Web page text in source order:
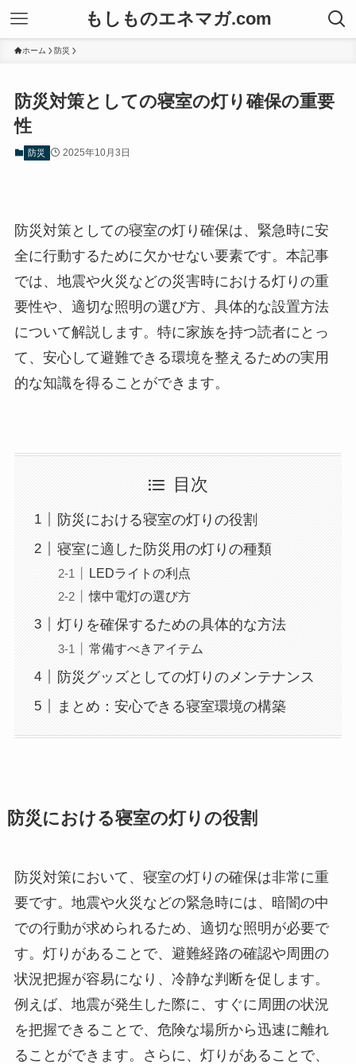
もしものエネマガ.com
ホーム 防災
防災対策としての寝室の灯り確保の重要
性
防災 2025年10月3日
防災対策としての寝室の灯り確保は、緊急時に安
全に行動するために欠かせない要素です。本記事
では、地震や火災などの災害時における灯りの重
要性や、適切な照明の選び方、具体的な設置方法
について解説します。特に家族を持つ読者にとっ
て、安心して避難できる環境を整えるための実用
的な知識を得ることができます。
目次
防災における寝室の灯りの役割
寝室に適した防災用の灯りの種類
LEDライトの利点
懐中電灯の選び方
灯りを確保するための具体的な方法
常備すべきアイテム
防災グッズとしての灯りのメンテナンス
まとめ：安心できる寝室環境の構築
防災における寝室の灯りの役割
防災対策において、寝室の灯りの確保は非常に重
要です。地震や火災などの緊急時には、暗闇の中
での行動が求められるため、適切な照明が必要で
す。灯りがあることで、避難経路の確認や周囲の
状況把握が容易になり、冷静な判断を促します。
例えば、地震が発生した際に、すぐに周囲の状況
を把握できることで、危険な場所から迅速に離れ
ることができます。さらに、灯りがあることで、